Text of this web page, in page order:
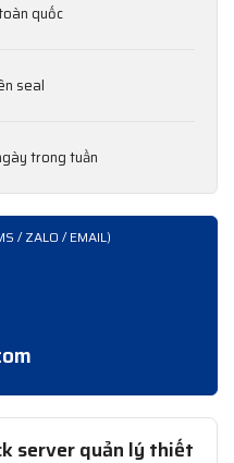
quốc
seal
trong tuần
/ ZALO / EMAIL)
server quản lý thiết